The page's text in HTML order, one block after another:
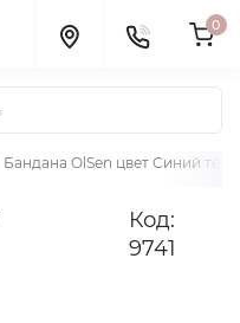
0
Бандана OlSen цвет Синий
Код:
9741